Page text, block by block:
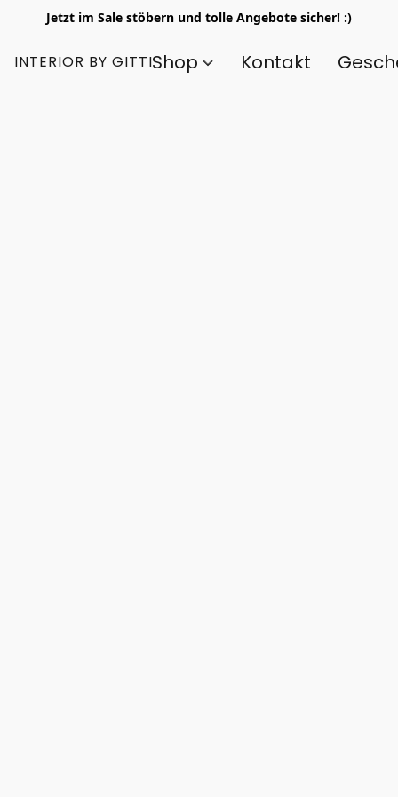
Jetzt im Sale stöbern und tolle Angebote sicher! :)
INTERIOR BY GITTIShop Kontakt